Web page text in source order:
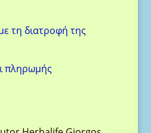
τη διατροφή της
πληρωμής